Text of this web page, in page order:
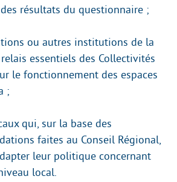
résultats du questionnaire ;
ou autres institutions de la
essentiels des Collectivités
le fonctionnement des espaces
;
qui, sur la base des
faites au Conseil Régional,
leur politique concernant
local.